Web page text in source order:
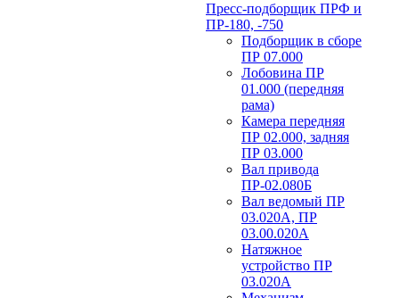
Пресс-подборщик ПРФ и
ПР-180, -750
Подборщик в сборе
ПР 07.000
Лобовина ПР
01.000 (передняя
рама)
Камера передняя
ПР 02.000, задняя
ПР 03.000
Вал привода
ПР-02.080Б
Вал ведомый ПР
03.020А, ПР
03.00.020А
Натяжное
устройство ПР
03.020A